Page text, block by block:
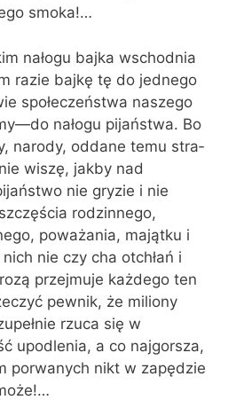
smoka!…
nałogu bajka wschodnia
razie bajkę tę do jednego
społeczeństwa naszego
nałogu pijaństwa. Bo
narody, oddane temu stra­
wiszę, jakby nad
nie gryzie i nie
rodzinnego,
poważania, majątku i
nie czy cha otchłań i
przej­muje każdego ten
pewnik, że miliony
rzuca się w
upodlenia, a co najgorsza,
porwanych nikt w zapędzie